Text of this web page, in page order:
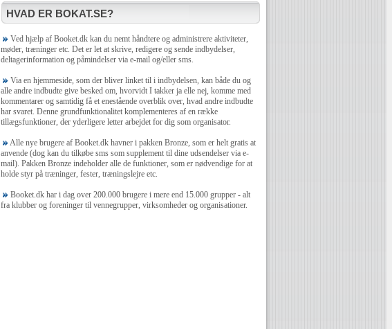
HVAD ER BOKAT.SE?
Ved hjælp af Booket.dk kan du nemt håndtere og administrere aktiviteter,
møder, træninger etc. Det er let at skrive, redigere og sende indbydelser,
deltagerinformation og påmindelser via e-mail og/eller sms.
Via en hjemmeside, som der bliver linket til i indbydelsen, kan både du og
alle andre indbudte give besked om, hvorvidt I takker ja elle nej, komme med
kommentarer og samtidig få et enestående overblik over, hvad andre indbudte
har svaret. Denne grundfunktionalitet komplementeres af en række
tillægsfunktioner, der yderligere letter arbejdet for dig som organisator.
Alle nye brugere af Booket.dk havner i pakken Bronze, som er helt gratis at
anvende (dog kan du tilkøbe sms som supplement til dine udsendelser via e-
mail). Pakken Bronze indeholder alle de funktioner, som er nødvendige for at
holde styr på træninger, fester, træningslejre etc.
Booket.dk har i dag over 200.000 brugere i mere end 15.000 grupper - alt
fra klubber og foreninger til vennegrupper, virksomheder og organisationer.